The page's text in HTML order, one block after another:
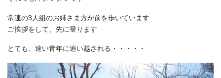
常連の3人組のお姉さま方が前を歩いています
ご挨拶をして、先に登ります
とても、速い青年に追い越される・・・・・